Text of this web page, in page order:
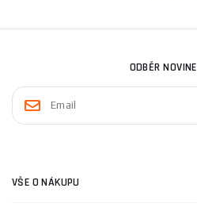
ODBĚR
VŠE O NÁKUPU